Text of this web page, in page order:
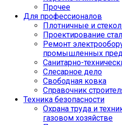
Прочее
Для профессионалов
Плотничные и
Проектирование
Ремонт
промышленных
Санитарно-
Слесарное дело
Свободная ковка
Справочник
Техника безопасности
Охрана труда и
газовом хозяйстве